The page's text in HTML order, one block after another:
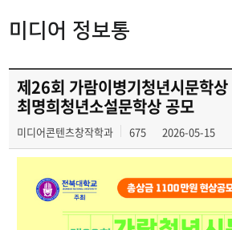
미디어 정보통
제26회 가람이병기청년시문학상
최명희청년소설문학상 공모
미디어콘텐츠창작학과 675 2026-05-15